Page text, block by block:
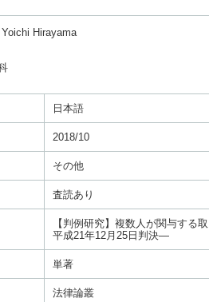
Yoichi Hirayama
日本語
2018/10
その他
査読あり
【判例研究】複数人が関与する
平成21年12月25日判決―
単著
法律論叢